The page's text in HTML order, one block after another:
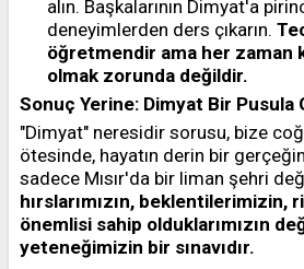
alın. Başkalarının Dimyat'a
deneyimlerden ders çıkarın.
öğretmendir ama her zaman
olmak zorunda değildir.
Sonuç Yerine: Dimyat Bir Pusula
"Dimyat" neresidir sorusu, bize
ötesinde, hayatın derin bir
sadece Mısır'da bir liman şehri
hırslarımızın, beklentilerimizin,
önemlisi sahip olduklarımızın
yeteneğimizin bir sınavıdır.